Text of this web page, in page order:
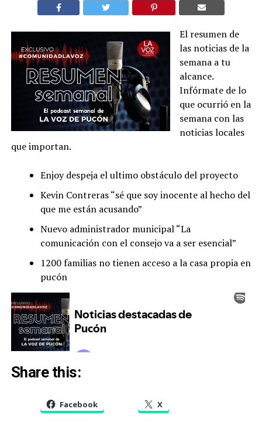
El resumen de
las noticias de la
semana a tu
alcance.
Infórmate de lo
que ocurrió en la
semana con las
noticias locales
que importan.
Enjoy despeja el ultimo obstáculo del proyecto
Kevin Contreras “sé que soy inocente al hecho del
que me están acusando”
Nuevo administrador municipal “La
comunicación con el consejo va a ser esencial”
1200 familias no tienen acceso a la casa propia en
pucón
Share this:
Facebook X